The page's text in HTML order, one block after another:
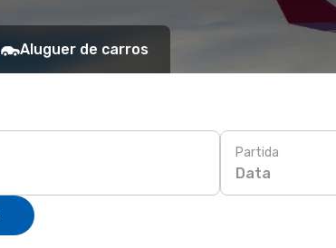
Aluguer de carros
Partida
Data